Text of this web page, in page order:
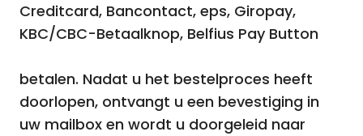
Creditcard, Bancontact, eps, Giropay,
KBC/CBC-Betaalknop, Belfius Pay Button
betalen. Nadat u het bestelproces heeft
doorlopen, ontvangt u een bevestiging in
uw mailbox en wordt u doorgeleid naar